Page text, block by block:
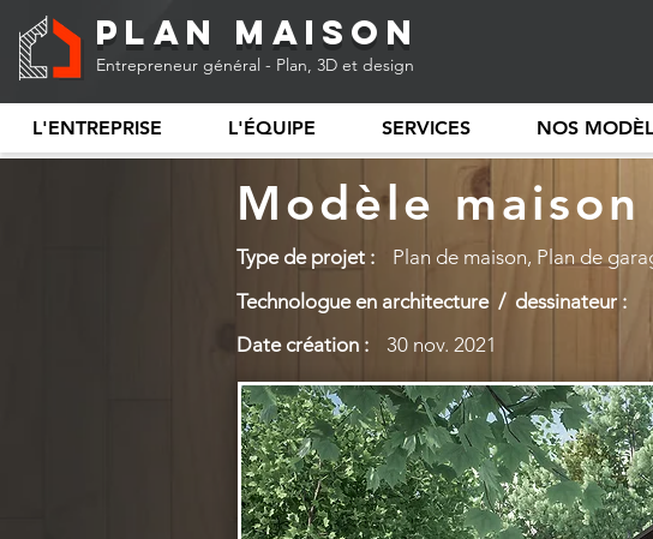
Plan Maison
Entrepreneur général - Plan, 3D et design
L'ENTREPRISE L'ÉQUIPE SERVICES NOS
Modèle
Type de projet :
Plan de maison, Plan de
Technologue en architecture / dessinateur :
Date création :
30 nov. 2021